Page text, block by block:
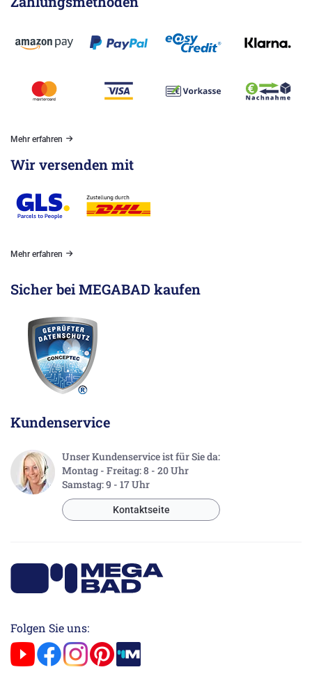
Mehr erfahren
Wir versenden mit
Mehr erfahren
Sicher bei MEGABAD kaufen
Kundenservice
Unser Kundenservice ist für Sie da:
Montag - Freitag: 8 - 20 Uhr
Samstag: 9 - 17 Uhr
Kontaktseite
Folgen Sie uns: